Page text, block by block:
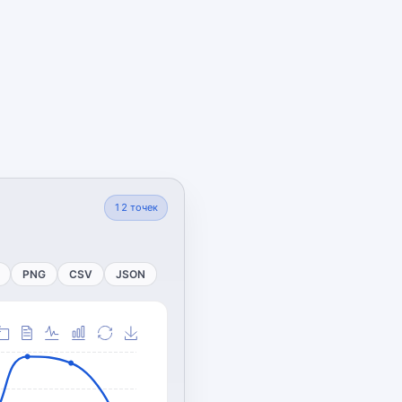
12 точек
PNG CSV JSON